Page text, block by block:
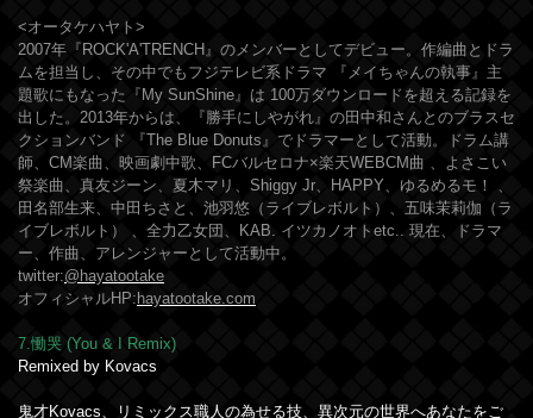
<オータケハヤト>
2007年『ROCK'A'TRENCH』のメンバーとしてデビュー。作編曲とドラ
ムを担当し、その中でもフジテレビ系ドラマ 『メイちゃんの執事』主
題歌にもなった『My SunShine』は 100万ダウンロードを超える記録を
出した。2013年からは、『勝手にしやがれ』の田中和さんとのブラスセ
クションバンド 『The Blue Donuts』でドラマーとして活動。ドラム講
師、CM楽曲、映画劇中歌、FCバルセロナ×楽天WEBCM曲 、よさこい
祭楽曲、真友ジーン、夏木マリ、Shiggy Jr、HAPPY、ゆるめるモ！ 、
田名部生来、中田ちさと、池羽悠（ライブレボルト）、五味茉莉伽（ラ
イブレボルト） 、全力乙女団、KAB. イツカノオトetc.. 現在、ドラマ
ー、作曲、アレンジャーとして活動中。
twitter:@hayatootake
オフィシャルHP: hayatootake.com
7.慟哭 (You & I Remix)
Remixed by Kovacs
鬼才Kovacs、リミックス職人の為せる技、異次元の世界へあなたをご